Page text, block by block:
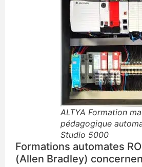
ALTYA Formation
pédagogique
Studio 5000
Formations automates
(Allen Bradley)